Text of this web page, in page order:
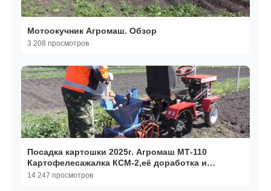
Мотоокучник Агромаш. Обзор
3 208 просмотров
Посадка картошки 2025г. Агромаш МТ-110
Картофелесажалка КСМ-2,её доработка и
немного про огород.
14 247 просмотров